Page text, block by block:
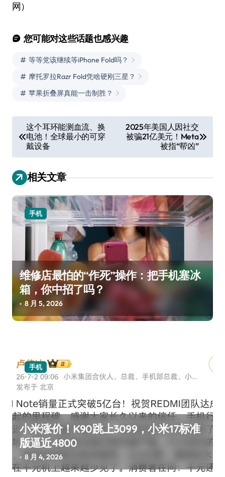
网）
您可能对这些话题也感兴趣
等等党该继续等iPhone Fold吗？
摩托罗拉Razr Fold凭啥硬刚三星？
苹果折叠屏真能一击制胜？
章
导
航
这个耳环能测血流、换
电池！全球最小的可穿
戴设备
2025年美国人因社交
被骗21亿美元！Meta
被指“帮凶”
相关文章
手机
维修店最怕的“作死”操作：把手机塞冰
箱，你中招了吗？
8 月 5, 2026
手机
小米涨价！K90跳上3099，小米17标准
版逼近4800
8 月 4, 2026